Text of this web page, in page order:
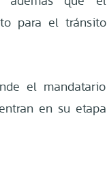
para el tránsito
el mandatario
en su etapa